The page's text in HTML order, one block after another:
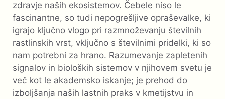
zdravje naših ekosistemov. Čebele niso le
fascinantne, so tudi nepogrešljive opraševalke, ki
igrajo ključno vlogo pri razmnoževanju številnih
rastlinskih vrst, vključno s številnimi pridelki, ki so
nam potrebni za hrano. Razumevanje zapletenih
signalov in bioloških sistemov v njihovem svetu je
več kot le akademsko iskanje; je prehod do
izboljšanja naših lastnih praks v kmetijstvu in